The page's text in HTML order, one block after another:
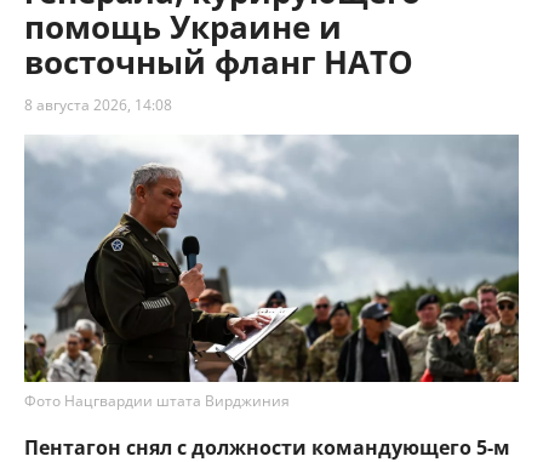
помощь Украине и
восточный фланг НАТО
8 августа 2026, 14:08
Фото Нацгвардии штата Вирджиния
Пентагон снял с должности командующего 5-м